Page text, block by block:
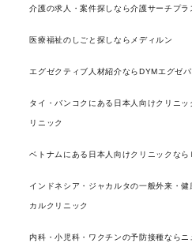
介護の求人・案件探しなら介護サーチプラ
医療福祉のしごと探しならメディルン
エグゼクティブ人材紹介ならDYMエグゼパ
タイ・バンコクにある日本人向けクリニ
リニック
ベトナムにある日本人向けクリニックな
インドネシア・ジャカルタの一般外来・
カルクリニック
内科・小児科・ワクチンの予防接種なら